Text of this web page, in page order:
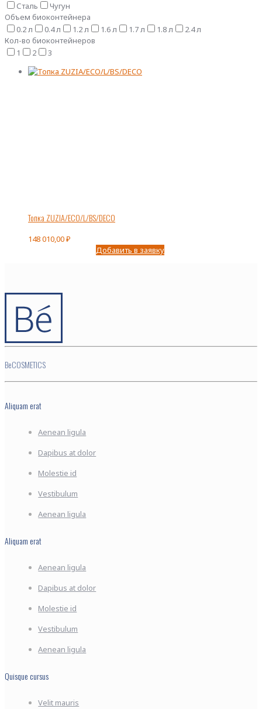
Сталь
Чугун
Объем биоконтейнера
0.2 л
0.4 л 1.2 л 1.6 л 1.7 л 1.8 л
2.4 л
Кол-во биоконтейнеров
1
2 3
Топка ZUZIA/ECO/L/BS/DECO
148 010,00₽
Добавить в заявку
BeCOSMETICS
Aliquam erat
Aenean ligula
Dapibus at dolor
Molestie id
Vestibulum
Aenean ligula
Aliquam erat
Aenean ligula
Dapibus at dolor
Molestie id
Vestibulum
Aenean ligula
Quisque cursus
Velit mauris